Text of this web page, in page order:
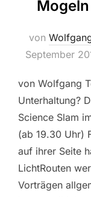
von
September
von Wolfgang
Unterhaltung?
Science Slam
(ab 19.30 Uhr)
auf ihrer Seite
LichtRouten
Vorträgen